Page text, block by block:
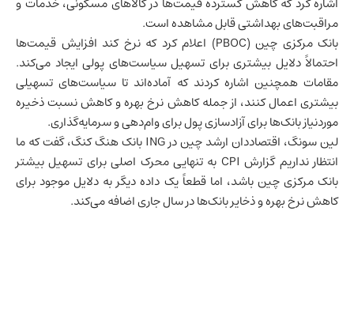
مراقبت‌های بهداشتی قابل مشاهده است.
بانک مرکزی چین (PBOC) اعلام کرد که نرخ کند افزایش قیمت‌ها
احتمالاً دلایل بیشتری برای تسهیل سیاست‌های پولی ایجاد می‌کند.
مقامات همچنین اشاره کردند که آماده‌اند تا سیاست‌های تسهیلی
بیشتری اعمال کنند، از جمله کاهش نرخ بهره و کاهش نسبت ذخیره
موردنیاز بانک‌ها برای آزادسازی پول برای وام‌دهی و سرمایه‌گذاری.
لین سونگ، اقتصاددان ارشد چین در ING بانک
هنگ کنگ، گفت که ما
انتظار نداریم گزارش CPI به تنهایی محرک اصلی برای تسهیل بیشتر
بانک مرکزی چین باشد، اما قطعاً یک داده دیگر به دلایل موجود برای
کاهش نرخ بهره و ذخایر بانک‌ها در سال جاری اضافه می‌کند.